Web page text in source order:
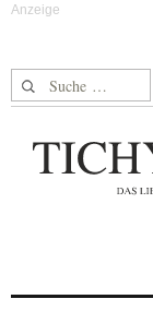
Suche nach: